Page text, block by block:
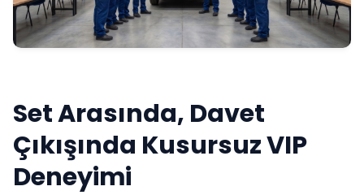
Set Arasında, Davet
Çıkışında Kusursuz VIP
Deneyimi